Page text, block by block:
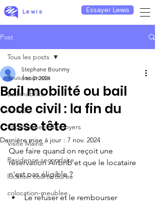
Lewis Essayer Lewis
Post
Tous les posts
Bail mobilité
Airbnb
Encadrement des loyers
Visite Mairie
Residence secondaire
location courte duree
colocation-meublee
Tous les posts
Bail mobilité ou bail
code civil : la fin du
casse tête
Stephane Bounmy
6 août 2024
Dernière mise à jour : 7 nov. 2024
Que faire quand on reçoit une
réservation Airbnb et que le locataire
n'est pas éligible ?
Le refuser et le rembourser